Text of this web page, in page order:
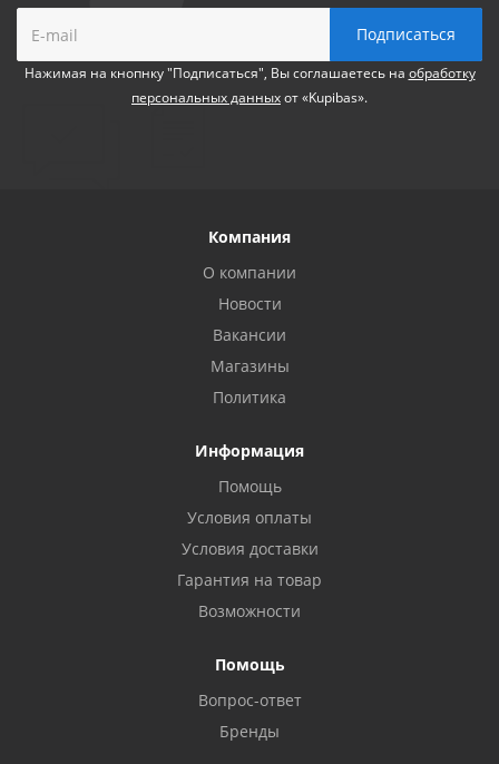
Нажимая на кнопнку "Подписаться", Вы соглашаетесь на обработку
персональных данныхот «Kupibas».
Компания
О компании
Новости
Вакансии
Магазины
Политика
Информация
Помощь
Условия оплаты
Условия доставки
Гарантия на товар
Возможности
Помощь
Вопрос-ответ
Бренды